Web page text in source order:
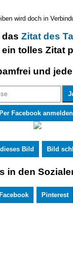
wird doch in
Zitat des
tolles Zitat
und
Per Facebook
Bild Bild
in den
Pinterest